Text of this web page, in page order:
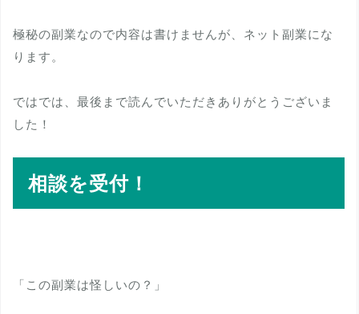
極秘の副業なので内容は書けませんが、ネット副業にな
ります。
ではでは、最後まで読んでいただきありがとうございま
した！
相談を受付！
「この副業は怪しいの？」